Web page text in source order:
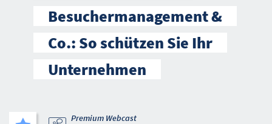
Besuchermanagement &
Co.: So schützen Sie Ihr
Unternehmen
Premium Webcast